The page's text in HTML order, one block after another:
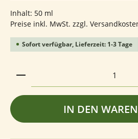
Inhalt: 50 ml
Preise inkl. MwSt. zzgl.
Sofort verfügbar, Lieferzeit: 1-3 Tage
Produkt Anzahl: Gib den
IN DEN